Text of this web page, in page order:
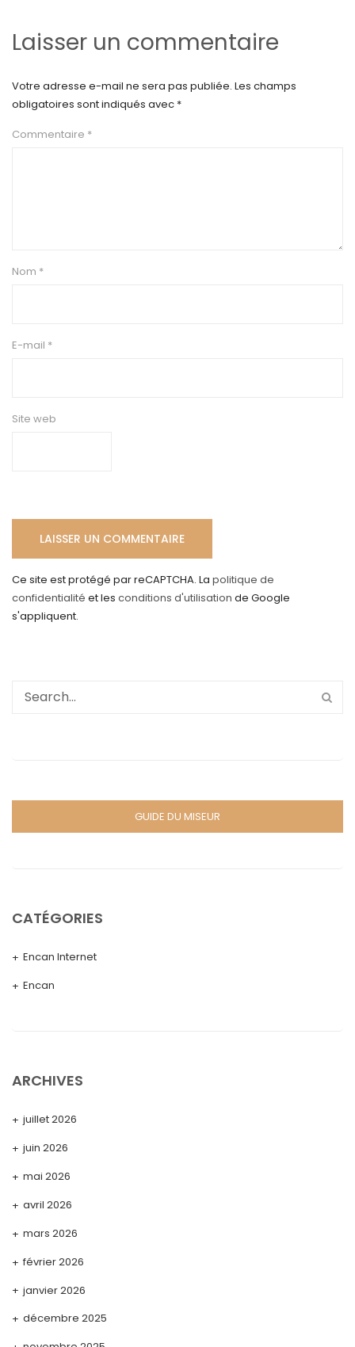
Laisser un commentaire
Votre adresse e-mail ne sera pas publiée. Les champs
obligatoires sont indiqués avec *
Commentaire *
Nom *
E-mail *
Site web
Ce site est protégé par reCAPTCHA. La politique de
confidentialité et les conditions d'utilisation de Google
s'appliquent.
GUIDE DU MISEUR
CATÉGORIES
Encan Internet
Encan
ARCHIVES
juillet 2026
juin 2026
mai 2026
avril 2026
mars 2026
février 2026
janvier 2026
décembre 2025